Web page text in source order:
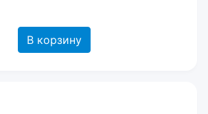
В корзину